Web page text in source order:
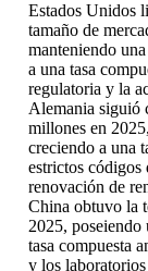
Estados Unidos
tamaño de
manteniendo
a una tasa
regulatoria y la
Alemania siguió
millones en
creciendo a una
estrictos
renovación de
China obtuvo la
2025,
tasa compuesta
y los